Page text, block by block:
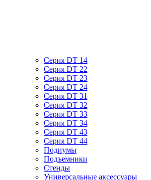
Серия DT 14
Серия DT 22
Серия DT 23
Серия DT 24
Серия DT 31
Серия DT 32
Серия DT 33
Серия DT 34
Серия DT 43
Серия DT 44
Подиумы
Подъемники
Стенды
Универсальные аксессуары